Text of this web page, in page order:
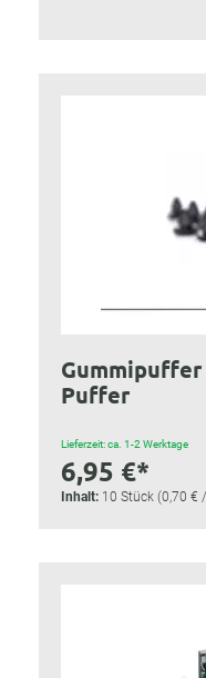
Gummipuffer
Puffer
Lieferzeit: ca. 1-2 Werktage
6,95 €*
Inhalt: 10 Stück (0,70 €